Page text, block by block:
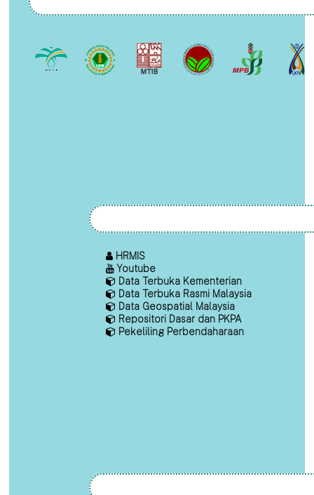
HRMIS
Youtube
Data Terbuka Kementerian
Data Terbuka Rasmi Malaysia
Data Geospatial Malaysia
Repositori Dasar dan PKPA
Pekeliling Perbendaharaan